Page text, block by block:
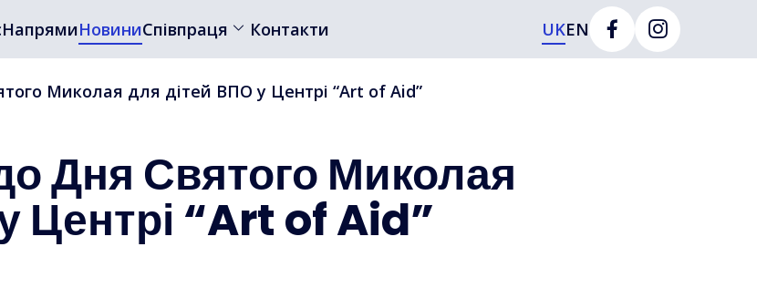
НапрямиНовиниСпівпраця Контакти UKEN
Миколая для дітей ВПО у Центрі “Art of Aid”
Дня Святого Миколая
Центрі “Art of Aid”